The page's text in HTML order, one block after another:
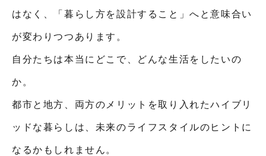
はなく、「暮らし方を設計すること」へと意味合い
が変わりつつあります。
自分たちは本当にどこで、どんな生活をしたいの
か。
都市と地方、両方のメリットを取り入れたハイブリ
ッドな暮らしは、未来のライフスタイルのヒントに
なるかもしれません。